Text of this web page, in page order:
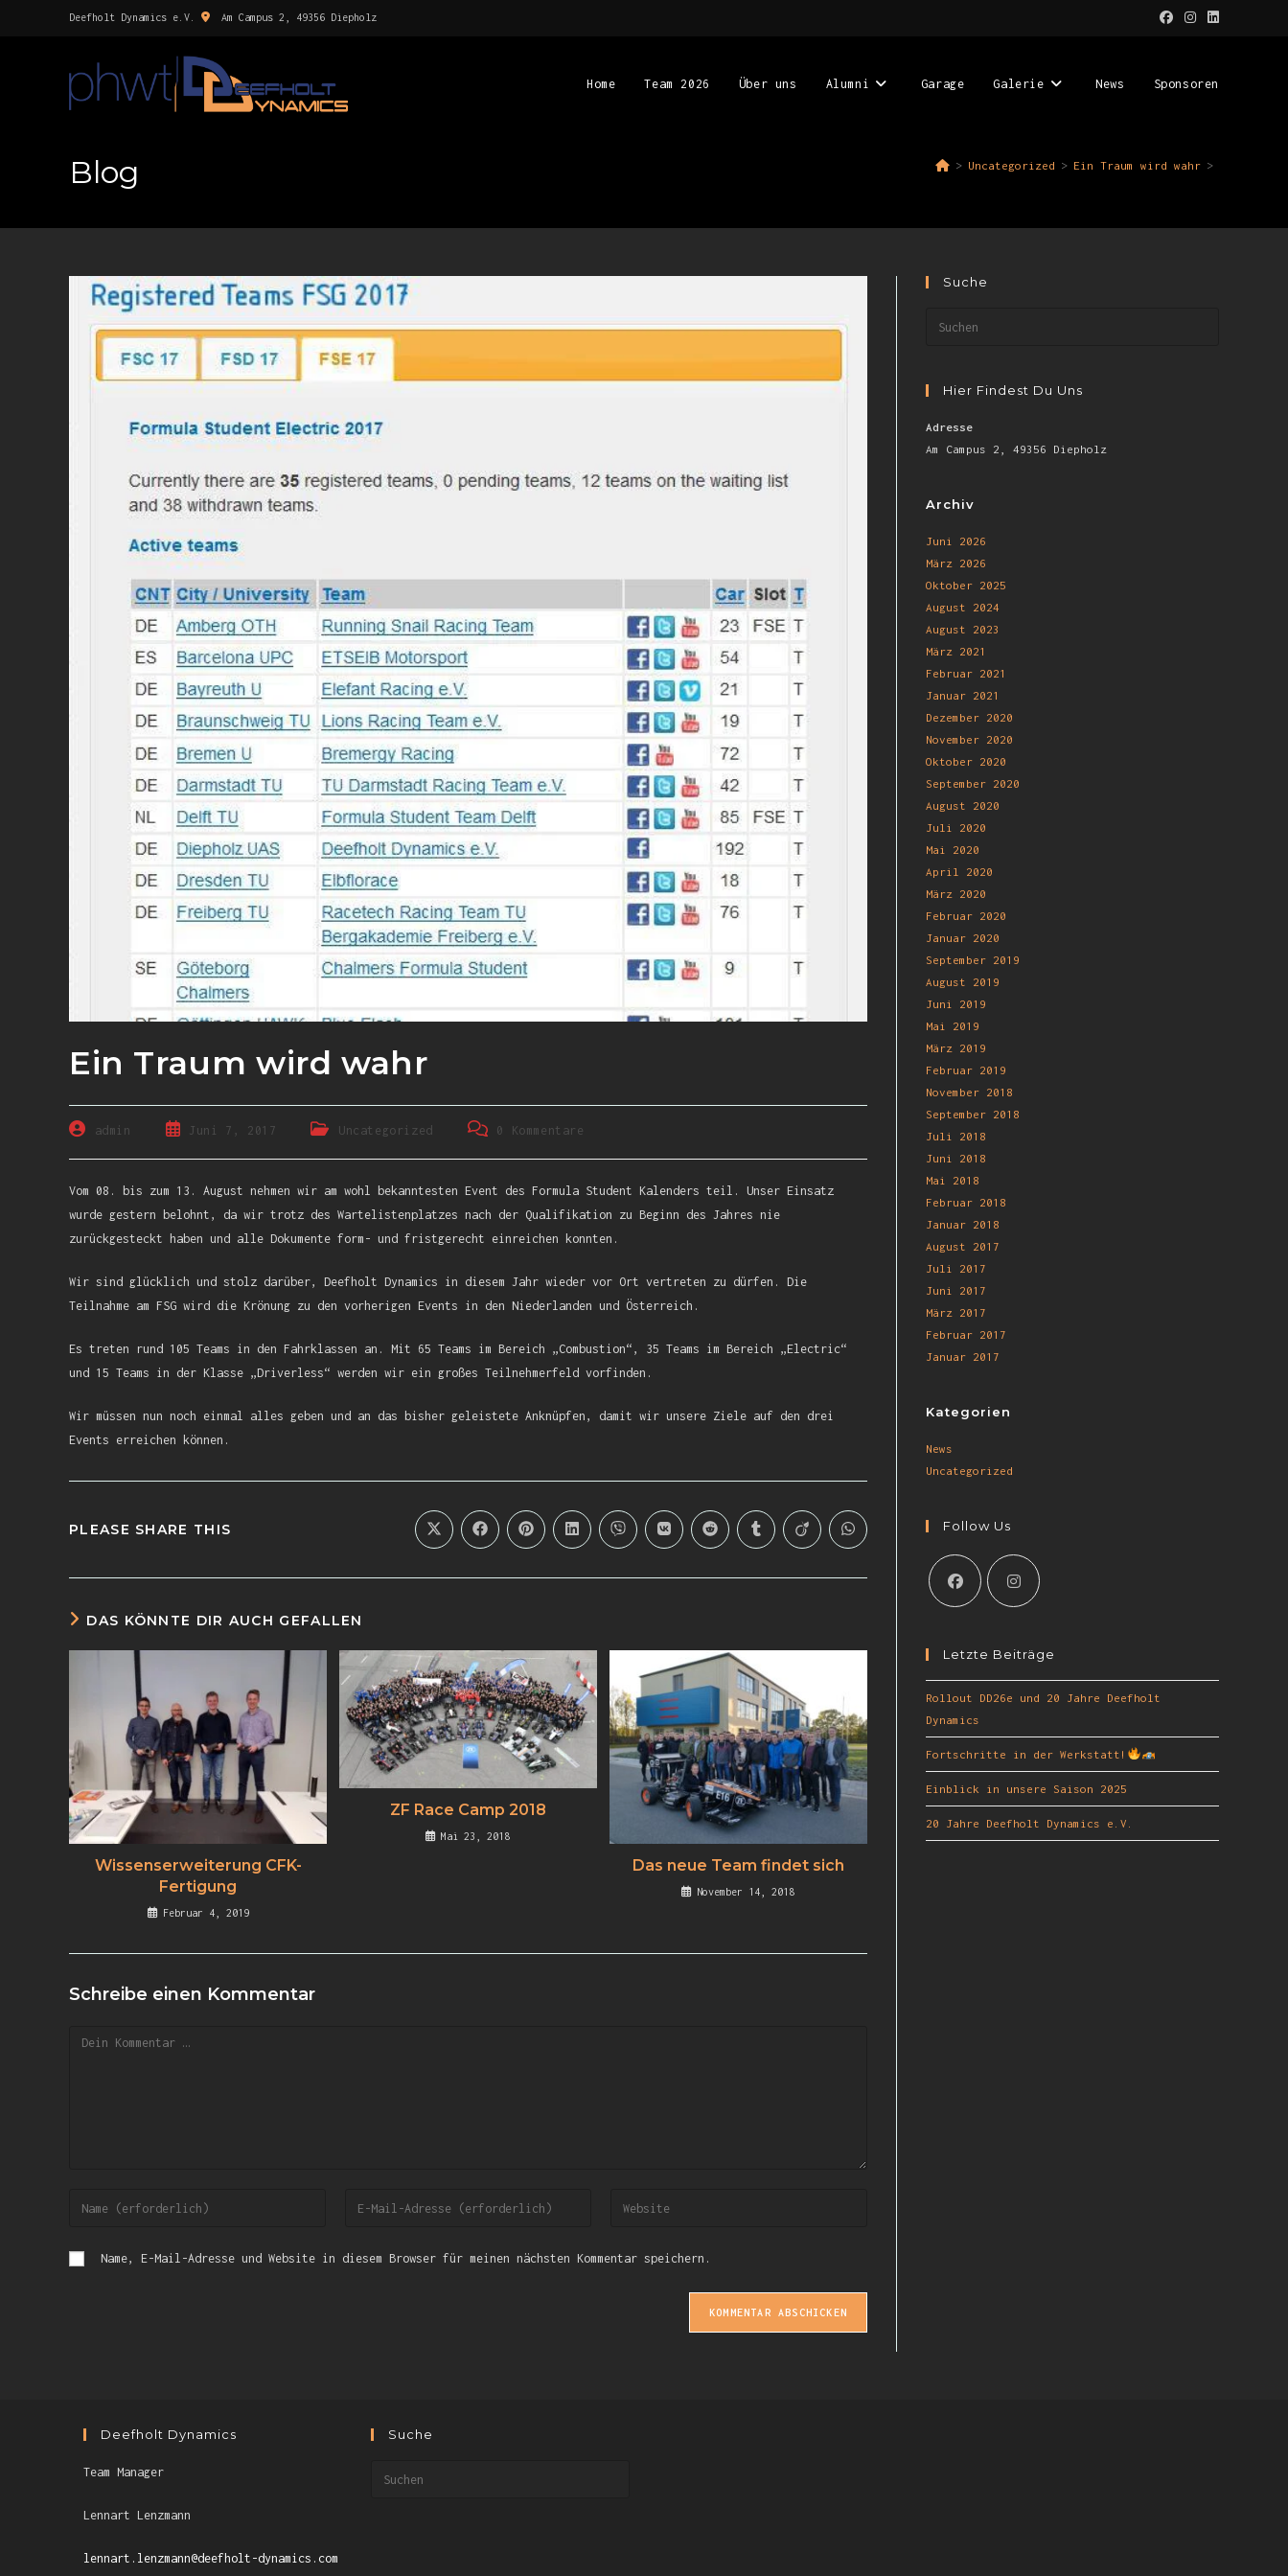
Deefholt Dynamics e.V. Am Campus 2, 49356 Diepholz
Home Team 2026 Über uns Alumni Garage Galerie News Sponsoren
Blog > Uncategorized > Ein Traum wird wahr >
Ein Traum wird wahr
admin Juni 7, 2017 Uncategorized 0 Kommentare
Vom 08. bis zum 13. August nehmen wir am wohl bekanntesten Event des Formula Student Kalenders teil. Unser Einsatz
wurde gestern belohnt, da wir trotz des Wartelistenplatzes nach der Qualifikation zu Beginn des Jahres nie
zurückgesteckt haben und alle Dokumente form- und fristgerecht einreichen konnten.
Wir sind glücklich und stolz darüber, Deefholt Dynamics in diesem Jahr wieder vor Ort vertreten zu dürfen. Die
Teilnahme am FSG wird die Krönung zu den vorherigen Events in den Niederlanden und Österreich.
Es treten rund 105 Teams in den Fahrklassen an. Mit 65 Teams im Bereich „Combustion“, 35 Teams im Bereich „Electric“
und 15 Teams in der Klasse „Driverless“ werden wir ein großes Teilnehmerfeld vorfinden.
Wir müssen nun noch einmal alles geben und an das bisher geleistete Anknüpfen, damit wir unsere Ziele auf den drei
Events erreichen können.
PLEASE SHARE THIS
DAS KÖNNTE DIR AUCH GEFALLEN
Wissenserweiterung CFK-
Fertigung
Februar 4, 2019
ZF Race Camp 2018
Mai 23, 2018
Das neue Team findet sich
November 14, 2018
Schreibe einen Kommentar
Name, E-Mail-Adresse und Website in diesem Browser für meinen nächsten Kommentar speichern.
Suche
Hier Findest Du Uns
Adresse
Am Campus 2, 49356 Diepholz
Archiv
Juni 2026
März 2026
Oktober 2025
August 2024
August 2023
März 2021
Februar 2021
Januar 2021
Dezember 2020
November 2020
Oktober 2020
September 2020
August 2020
Juli 2020
Mai 2020
April 2020
März 2020
Februar 2020
Januar 2020
September 2019
August 2019
Juni 2019
Mai 2019
März 2019
Februar 2019
November 2018
September 2018
Juli 2018
Juni 2018
Mai 2018
Februar 2018
Januar 2018
August 2017
Juli 2017
Juni 2017
März 2017
Februar 2017
Januar 2017
Kategorien
News
Uncategorized
Follow Us
Letzte Beiträge
Rollout DD26e und 20 Jahre Deefholt
Dynamics
Fortschritte in der Werkstatt!
Einblick in unsere Saison 2025
20 Jahre Deefholt Dynamics e.V.
Deefholt Dynamics
Team Manager
Lennart Lenzmann
lennart.lenzmann@deefholt-dynamics.com
Suche